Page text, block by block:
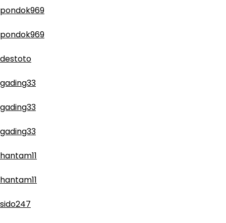
pondok969
pondok969
destoto
gading33
gading33
gading33
hantam11
hantam11
sido247